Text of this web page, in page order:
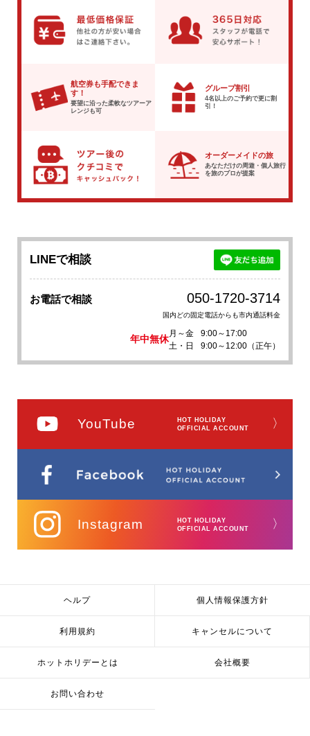
航空券も手配できま
す！
要望に沿った柔軟なツアーア
レンジも可
グループ割引
4名以上のご予約で更に割
引！
オーダーメイドの旅
あなただけの周遊・個人旅行
を旅のプロが提案
LINEで相談
お電話で相談 050-1720-3714
国内どの固定電話からも市内通話料金
年中無休
月～金
9:00～17:00
土・日
9:00～12:00（正午）
YouTube
HOT HOLIDAY
OFFICIAL ACCOUNT
〉
Instagram
HOT HOLIDAY
OFFICIAL ACCOUNT
〉
ヘルプ 個人情報保護方針
利用規約 キャンセルについて
ホットホリデーとは 会社概要
お問い合わせ